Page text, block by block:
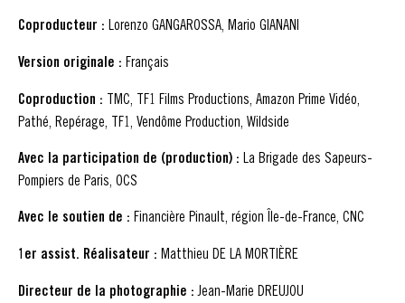
Coproducteur : Lorenzo GANGAROSSA, Mario GIANANI
Version originale : Français
Coproduction : TMC, TF1 Films Productions, Amazon Prime Vidéo,
Pathé, Repérage, TF1, Vendôme Production, Wildside
Avec la participation de (production) : La Brigade des Sapeurs-
Pompiers de Paris, OCS
Avec le soutien de : Financière Pinault, région Île-de-France, CNC
1er assist. Réalisateur : Matthieu DE LA MORTIÈRE
Directeur de la photographie : Jean-Marie DREUJOU